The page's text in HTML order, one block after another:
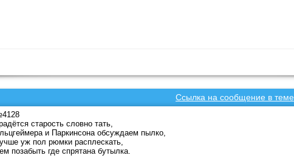
Ссылка на сообщение в теме
старость словно тать,
и Паркинсона обсуждаем пылко,
уж пол рюмки расплескать,
позабыть где спрятана бутылка.